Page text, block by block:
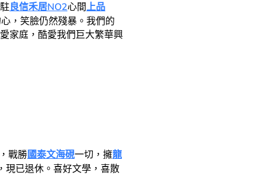
良信禾居NO2心間上品
，笑臉仍然殘暴。我們的
家庭，酷愛我們巨大繁華興
戰勝國泰文海硯一切，擁龍
現已退休。喜好文學，喜散